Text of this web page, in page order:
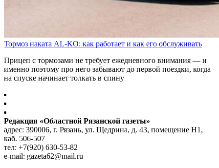
Тормоз наката AL-KO: как работает и как его обслуживать
Прицеп с тормозами не требует ежедневного внимания — и
именно поэтому про него забывают до первой поездки, когда
на спуске начинает толкать в спину
Редакция «Областной Рязанской газеты»
адрес: 390006, г. Рязань, ул. Щедрина, д. 43, помещение Н1,
каб. 506-507
тел: +7(920) 630-53-82
e-mail: gazeta62@mail.ru